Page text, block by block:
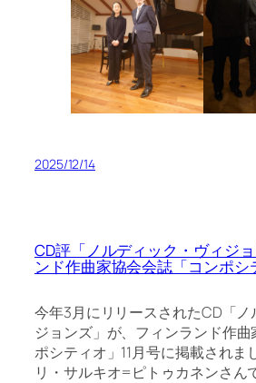
2025/12/14
CD評「ノルディック・ヴィジ
ンド作曲家協会会誌「コンポシ
今年3月にリリースされたCD「ノ
ジョンズ」が、フィンランド作
ポシティオ」11月号に掲載されま
リ・サルキオ=ピトゥカネンさん